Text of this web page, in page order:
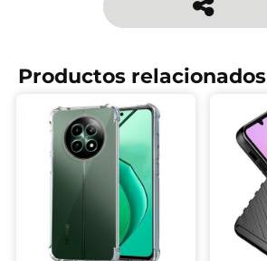
Productos relacionados